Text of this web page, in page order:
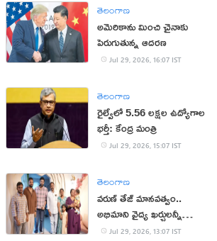
తెలంగాణ
అమెరికాను మించి చైనాకు
పెరుగుతున్న ఆదరణ
Jul 29, 2026, 16:07 IST
తెలంగాణ
రైల్వేలో 5.56 లక్షల ఉద్యోగాల
భర్తీ: కేంద్ర మంత్రి
Jul 29, 2026, 15:07 IST
తెలంగాణ
వరుణ్ తేజ్ మానవత్వం..
అభిమాని వైద్య ఖర్చులన్నీ
భరించిన మెగా ప్రిన్స్
Jul 29, 2026, 13:07 IST